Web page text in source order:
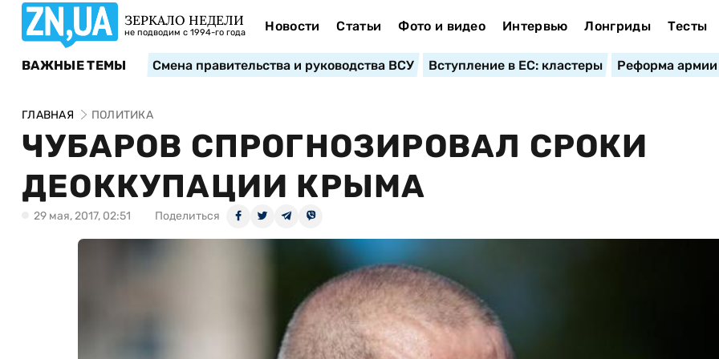
ЗЕРКАЛО НЕДЕЛИ
не подводим с 1994-го года Новости Статьи Фото и видео Интервью Лонгриды Тесты
ВАЖНЫЕ ТЕМЫ Смена правительства и руководства ВСУ Вступление в ЕС: кластеры Реформа армии
ГЛАВНАЯ ПОЛИТИКА
ЧУБАРОВ СПРОГНОЗИРОВАЛ СРОКИ
ДЕОККУПАЦИИ КРЫМА
29 мая, 2017, 02:51 Поделиться